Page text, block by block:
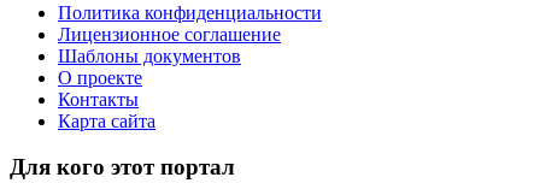
Политика конфиденциальности
Лицензионное соглашение
Шаблоны документов
О проекте
Контакты
Карта сайта
Для кого этот портал